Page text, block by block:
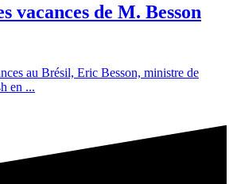
vacances de M. Besson
au Brésil, Eric Besson, ministre de
en ...